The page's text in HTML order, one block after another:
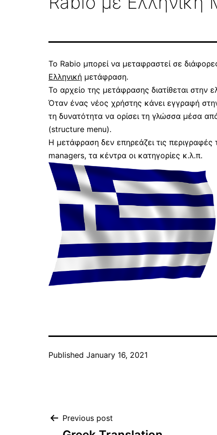
Το Rabio μπορεί να μεταφραστεί σε
Ελληνική μετάφραση.
Το αρχείο της μετάφρασης διατίθεται στην
Όταν ένας νέος χρήστης κάνει εγγραφή
τη δυνατότητα να ορίσει τη γλώσσα μέσα
(structure menu).
Η μετάφραση δεν επηρεάζει τις
managers, τα κέντρα οι κατηγορίες κ.λ.π.
Published January 16, 2021
Post
Previous post